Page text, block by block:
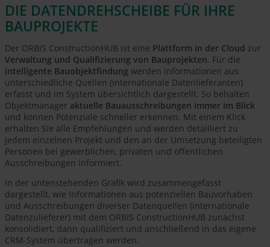
DIE DATENDREHSCHEIBE FÜR IHRE
BAUPROJEKTE
Der ORBIS ConstructionHUB ist eine Plattform in der Cloud zur
Verwaltung und Qualifizierung von Bauprojekten. Für die
intelligente Bauobjektfindung werden Informationen aus
unterschiedliche Quellen (internationale Datenlieferanten)
erfasst und im System übersichtlich dargestellt. So behalten
Objektmanager aktuelle Bauausschreibungen immer im Blick
und können Potenziale schneller erkennen. Mit einem Klick
erhalten Sie alle Empfehlungen und werden detailliert zu
jedem einzelnen Projekt und den an der Umsetzung beteiligten
Personen bei gewerblichen, privaten und öffentlichen
Ausschreibungen informiert.
In der untenstehenden Grafik wird zusammengefasst
dargestellt, wie Informationen aus potenziellen Bauvorhaben
und Ausschreibungen diverser Datenquellen (internationale
Datenzulieferer) mit dem ORBIS ConstructionHUB zunächst
konsolidiert, dann qualifiziert und anschließend in das eigene
CRM-System übertragen werden.